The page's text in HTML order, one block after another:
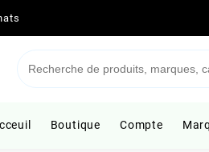
Boutique Compte